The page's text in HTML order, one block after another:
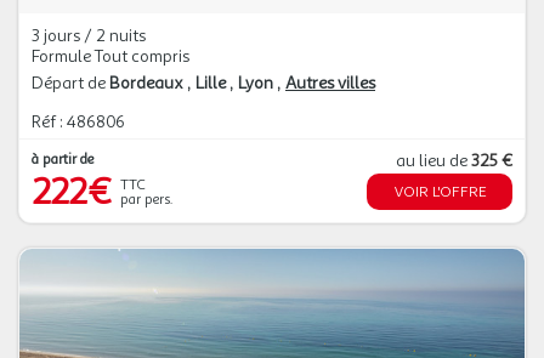
3 jours / 2 nuits
Formule Tout compris
Départ de Bordeaux Lille Lyon Autres villes
Réf : 486806
à partir de
222€ TTC
par pers.
au lieu de325 €
VOIR L'OFFRE